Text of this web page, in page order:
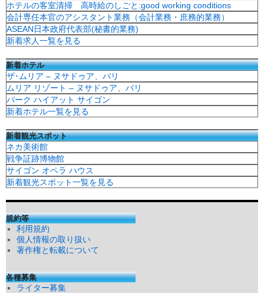
ホテルの客室清掃 高時給のしごと:good working conditions
会計専任本官のアシスタント業務（会計業務・庶務的業務）
ASEAN日本政府代表部(秘書的業務)
新着求人一覧を見る
新着ホテル
ザ･ムリア – ヌサドゥア、バリ
ムリア リゾート – ヌサドゥア、バリ
パーク ハイアット サイゴン
新着ホテル一覧を見る
新着観光スポット
ネカ美術館
戦争証跡博物館
サイゴン オペラ ハウス
新着観光スポット一覧を見る
規約等
利用規約
個人情報の取り扱い
著作権と転載について
各種募集
ライター募集